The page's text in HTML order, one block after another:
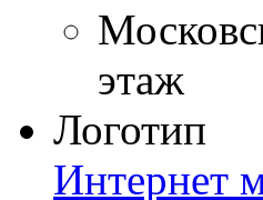
этаж
Логотип
Интернет